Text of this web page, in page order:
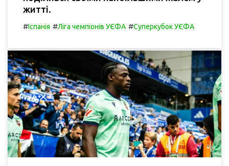
житті.
#Іспанія #Ліга чемпіонів УЄФА #Суперкубок УЄФА